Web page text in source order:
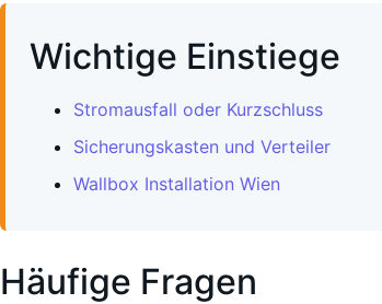
Wichtige Einstiege
Stromausfall oder Kurzschluss
Sicherungskasten und Verteiler
Wallbox Installation Wien
Häufige Fragen